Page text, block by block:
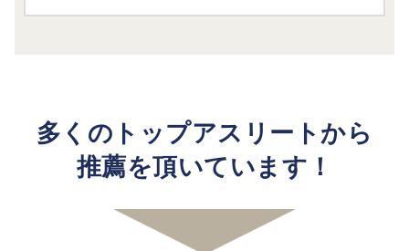
多くのトップアスリートから
推薦を頂いています！